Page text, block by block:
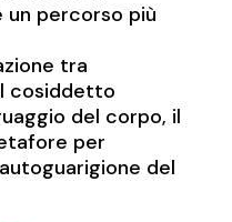
percorso più
tra
cosiddetto
del corpo, il
per
del